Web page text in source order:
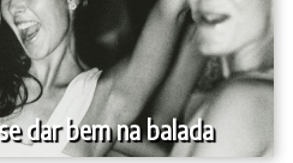
dar bem na balada